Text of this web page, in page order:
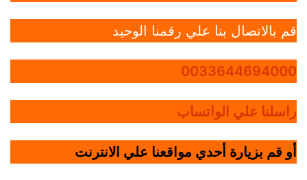
قم بالاتصال بنا علي رقمنا الوحيد
0033644694000
راسلنا علي الواتساب
أو قم بزيارة أحدي مواقعنا علي الانترنت